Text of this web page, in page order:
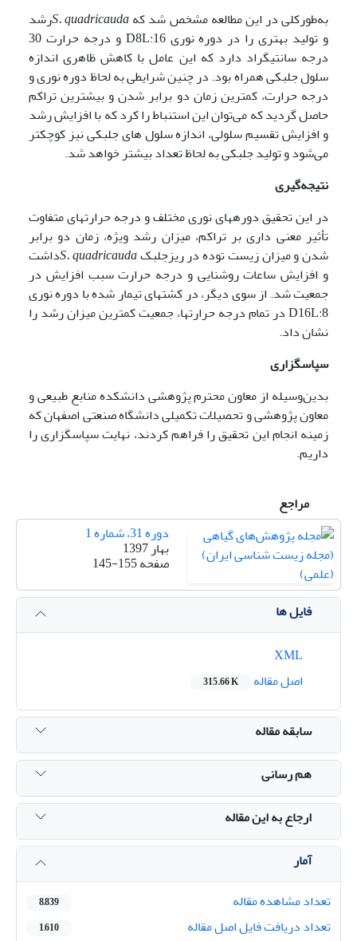
به‌طورکلی در این مطالعه مشخص شد کهS. quadricaudaرشد
و تولید بهتری را در دوره نوری D8L:16 و درجه حرارت 30
درجه سانتی­گراد دارد که این عامل با کاهش ظاهری اندازه
سلول جلبکی همراه بود. در چنین شرایطی به لحاظ دوره نوری و
درجه حرارت، کمترین زمان دو برابر شدن و بیشترین تراکم
حاصل گردید که می‌توان این استنباط را کرد که با افزایش رشد
و افزایش تقسیم سلولی، اندازه سلول های جلبکی نیز کوچکتر
می‌شود و تولید جلبکی به لحاظ تعداد بیشتر خواهد شد.
نتیجه‌گیری
در این تحقیق دوره­های نوری مختلف و درجه حرارت­های متفاوت
تأثیر معنی داری بر تراکم، میزان رشد ویژه، زمان دو برابر
شدن و میزان زیست توده در ریزجلبکS. quadricaudaداشت
و افزایش ساعات روشنایی و درجه حرارت سبب افزایش در
جمعیت شد. از سوی دیگر، در کشت­های تیمار شده با دوره نوری
D16L:8 در تمام درجه حرارت­ها، جمعیت کمترین میزان رشد را
نشان داد.
سپاسگزاری
بدین‌وسیله از معاون محترم پژوهشی دانشکده منابع طبیعی و
معاون پژوهشی و تحصیلات تکمیلی دانشگاه صنعتی اصفهان که
زمینه انجام این تحقیق را فراهم کردند، نهایت سپاسگزاری را
داریم.
مراجع
دوره 31، شماره 1
بهار 1397
صفحه145-155
فایل ها
اصل مقاله
315.66 K
سابقه مقاله
هم رسانی
ارجاع به این مقاله
آمار
تعداد مشاهده مقاله
8,839
تعداد دریافت فایل اصل مقاله 1,610